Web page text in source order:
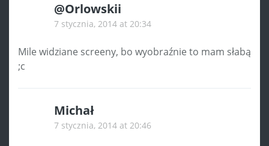
@Orlowskii
7 stycznia, 2014 at 20:34
Mile widziane screeny, bo wyobraźnie to mam słabą
;c
Michał
7 stycznia, 2014 at 20:46